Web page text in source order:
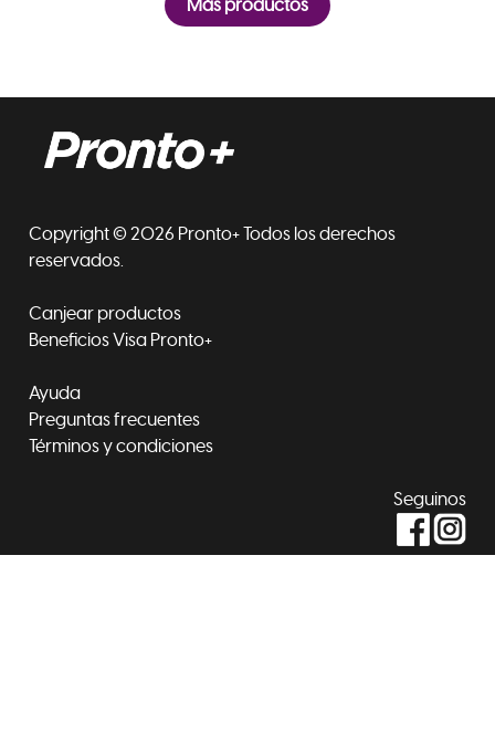
Copyright © 2026 Pronto+ Todos los derechos
reservados.
Canjear productos
Beneficios Visa Pronto+
Ayuda
Preguntas frecuentes
Términos y condiciones
Seguinos